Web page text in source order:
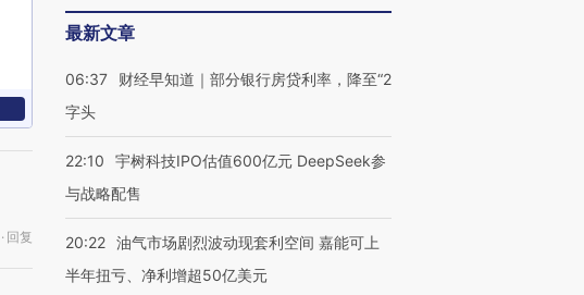
· 回复
最新文章
06:37
财经早知道｜部分银行房贷利率，降至“2
字头
22:10
宇树科技IPO估值600亿元 DeepSeek参
与战略配售
20:22 油气市场剧烈波动现套利空间 嘉能可上
半年扭亏、净利增超50亿美元